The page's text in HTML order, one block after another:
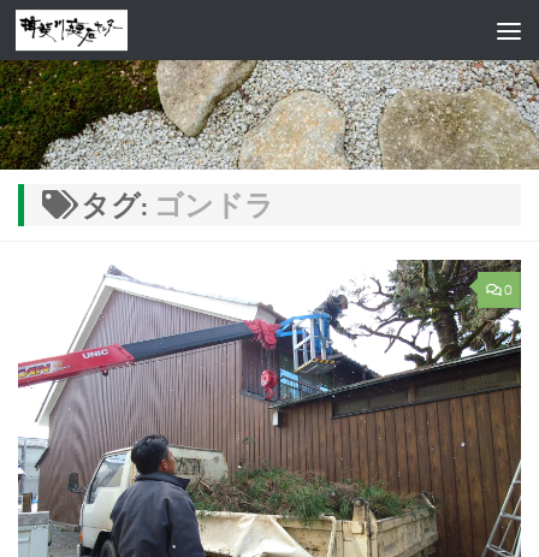
コンテンツへスキップ
タグ: ゴンドラ
0